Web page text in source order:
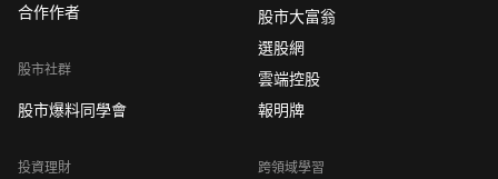
合作作者
股市社群
股市爆料同學會
投資理財
股市大富翁
選股網
雲端控股
報明牌
跨領域學習